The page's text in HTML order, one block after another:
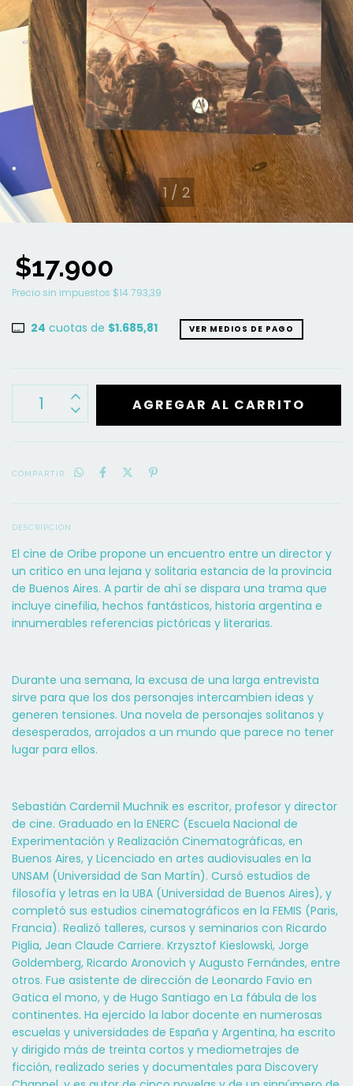
1 / 2
$17.900
Precio sin impuestos $14.793,39
24 cuotas de $1.685,81 VER MEDIOS DE PAGO
COMPARTIR
DESCRIPCIÓN
El cine de Oribe propone un encuentro entre un director y
un critico en una lejana y solitaria estancia de la provincia
de Buenos Aires. A partir de ahí se dispara una trama que
incluye cinefilia, hechos fantásticos, historia argentina e
innumerables referencias pictóricas y literarias.
Durante una semana, la excusa de una larga entrevista
sirve para que los dos personajes intercambien ideas y
generen tensiones. Una novela de personajes solitanos y
desesperados, arrojados a un mundo que parece no tener
lugar para ellos.
Sebastián Cardemil Muchnik es escritor, profesor y director
de cine. Graduado en la ENERC (Escuela Nacional de
Experimentación y Realización Cinematográficas, en
Buenos Aires, y Licenciado en artes audiovisuales en la
UNSAM (Universidad de San Martín). Cursó estudios de
filosofía y letras en la UBA (Universidad de Buenos Aires), y
completó sus estudios cinematográficos en la FEMIS (Paris,
Francia). Realizó talleres, cursos y seminarios con Ricardo
Piglia, Jean Claude Carriere. Krzysztof Kieslowski, Jorge
Goldemberg, Ricardo Aronovich y Augusto Fernándes, entre
otros. Fue asistente de dirección de Leonardo Favio en
Gatica el mono, y de Hugo Santiago en La fábula de los
continentes. Ha ejercido la labor docente en numerosas
escuelas y universidades de España y Argentina, ha escrito
y dirigido más de treinta cortos y mediometrajes de
ficción, realizado series y documentales para Discovery